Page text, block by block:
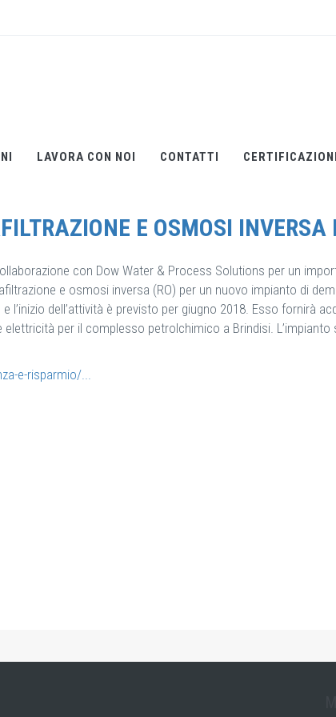
LAVORA CON NOI CONTATTI
INVERSA DOW Home /
E OSMOSI INVERSA
con Dow Water & Process Solutions per un
e osmosi inversa (RO) per un nuovo impianto di
dell’attività è previsto per giugno 2018. Esso fornirà
elettricità per il complesso petrolchimico a Brindisi.
e-risparmio/...